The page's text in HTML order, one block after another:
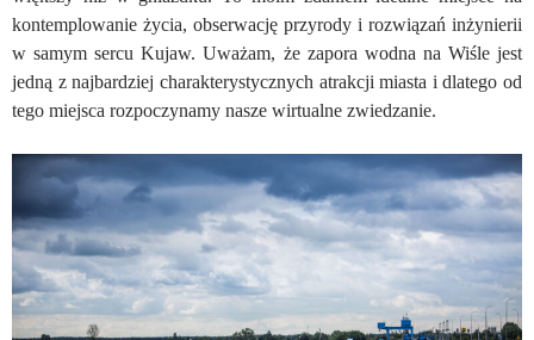
kontemplowanie życia, obserwację przyrody i rozwiązań inżynierii
w samym sercu Kujaw. Uważam, że zapora wodna na Wiśle jest
jedną z najbardziej charakterystycznych atrakcji miasta i dlatego od
tego miejsca rozpoczynamy nasze wirtualne zwiedzanie.